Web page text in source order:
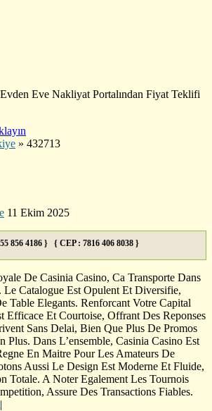
Eve Nakliyat Portalından Fiyat Teklifi
» 432713
11 Ekim 2025
856 4186 } { CEP : 7816 406 8038 }
De Casinia Casino, Ca Transporte Dans
Le Catalogue Est Opulent Et Diversifie,
Table Elegants. Renforcant Votre Capital
Efficace Et Courtoise, Offrant Des Reponses
Sans Delai, Bien Que Plus De Promos
Plus. Dans L’ensemble, Casinia Casino Est
En Maitre Pour Les Amateurs De
Aussi Le Design Est Moderne Et Fluide,
Totale. A Noter Egalement Les Tournois
Assure Des Transactions Fiables.
|